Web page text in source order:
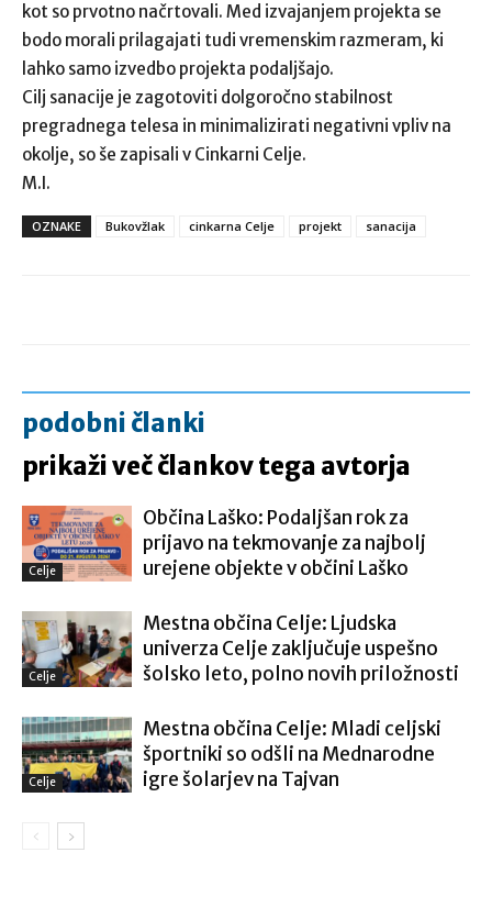
kot so prvotno načrtovali. Med izvajanjem projekta se
bodo morali prilagajati tudi vremenskim razmeram, ki
lahko samo izvedbo projekta podaljšajo.
Cilj sanacije je zagotoviti dolgoročno stabilnost
pregradnega telesa in minimalizirati negativni vpliv na
okolje, so še zapisali v Cinkarni Celje.
M.I.
OZNAKE Bukovžlak cinkarna Celje projekt sanacija
podobni članki
prikaži več člankov tega avtorja
Celje
Občina Laško: Podaljšan rok za
prijavo na tekmovanje za najbolj
urejene objekte v občini Laško
Celje
Mestna občina Celje: Ljudska
univerza Celje zaključuje uspešno
šolsko leto, polno novih priložnosti
Celje
Mestna občina Celje: Mladi celjski
športniki so odšli na Mednarodne
igre šolarjev na Tajvan